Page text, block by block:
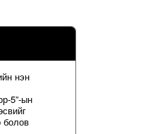
нэн
5”-ын
болов